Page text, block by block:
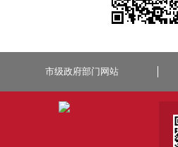
市级政府部门网站